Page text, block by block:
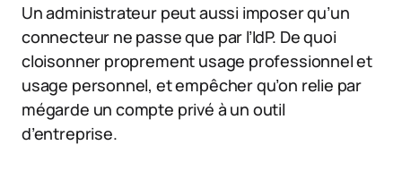
Un administrateur peut aussi imposer qu’un
connecteur ne passe que par l’IdP. De quoi
cloisonner proprement usage professionnel et
usage personnel, et empêcher qu’on relie par
mégarde un compte privé à un outil
d’entreprise.